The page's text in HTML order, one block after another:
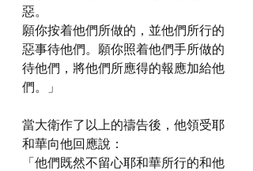
惡。
願你按着他們所做的，並他們所行的
惡事待他們。願你照着他們手所做的
待他們，將他們所應得的報應加給他
們。」
當大衛作了以上的禱告後，他領受耶
和華向他回應說：
「他們既然不留心耶和華所行的和他